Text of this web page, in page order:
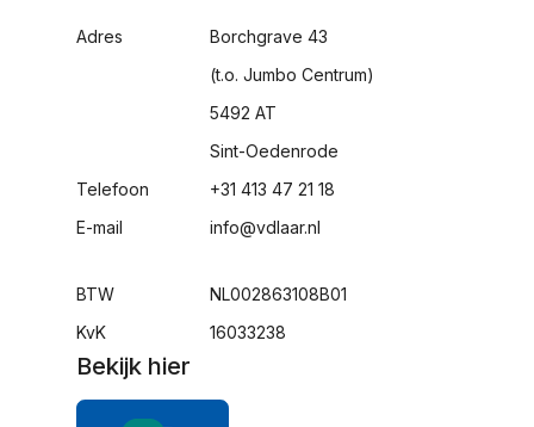
Adres
Telefoon
E-mail
BTW
KvK
Borchgrave 43
(t.o. Jumbo Centrum)
5492 AT
Sint-Oedenrode
+31 413 47 21 18
info@vdlaar.nl
NL002863108B01
16033238
Bekijk hier